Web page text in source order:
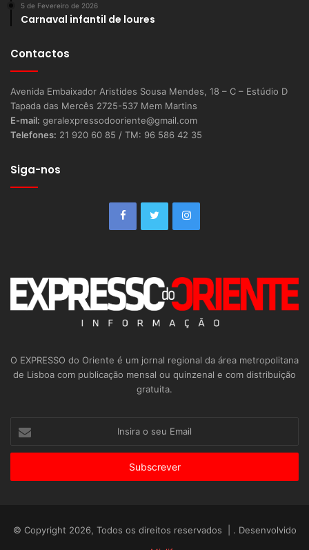
5 de Fevereiro de 2026
Carnaval infantil de loures
Contactos
Avenida Embaixador Aristides Sousa Mendes, 18 – C – Estúdio D
Tapada das Mercês 2725-537 Mem Martins
E-mail: geralexpressodooriente@gmail.com
Telefones: 21 920 60 85 / TM: 96 586 42 35
Siga-nos
O EXPRESSO do Oriente é um jornal regional da área metropolitana
de Lisboa com publicação mensal ou quinzenal e com distribuição
gratuita.
seu
© Copyright 2026, Todos os direitos reservados | . Desenvolvido